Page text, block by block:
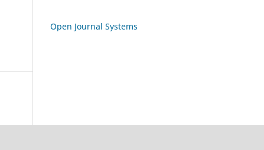
Open Journal Systems